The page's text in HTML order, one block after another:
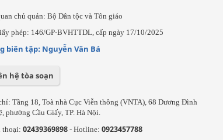
chủ quản: Bộ Dân tộc và Tôn giáo
phép: 146/GP-BVHTTDL, cấp ngày 17/10/2025
biên tập: Nguyễn Văn Bá
hệ tòa soạn
Tầng 18, Toà nhà Cục Viễn thông (VNTA), 68 Dương Đình
phường Cầu Giấy, TP. Hà Nội.
thoại: 02439369898 - Hotline: 0923457788